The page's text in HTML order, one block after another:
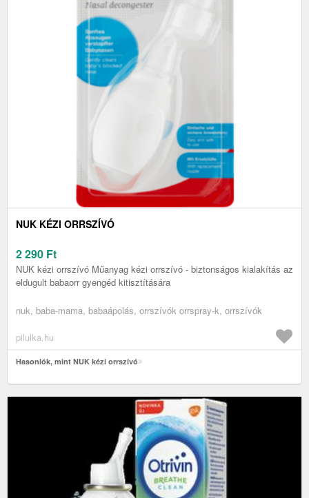
NUK KÉZI ORRSZÍVÓ
2 290 Ft
NUK kézi orrszívó Műanyag kézi orrszívó - biztonságos kialakítás az
eldugult babaorr gyengéd kitisztítására
nuk, baba-mama, babaápolás, orrszívók orrspray-k, orrszívók
pilulka.hu
Hasonlók, mint NUK kézi orrszívó